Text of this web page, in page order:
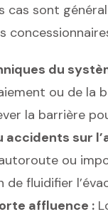
cas sont
du
ou de la
la barrière
accidents sur
ou
de fluidifier
affluence :